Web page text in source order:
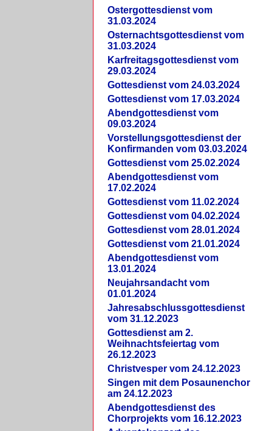
Ostergottesdienst vom
31.03.2024
Osternachtsgottesdienst vom
31.03.2024
Karfreitagsgottesdienst vom
29.03.2024
Gottesdienst vom 24.03.2024
Gottesdienst vom 17.03.2024
Abendgottesdienst vom
09.03.2024
Vorstellungsgottesdienst der
Konfirmanden vom 03.03.2024
Gottesdienst vom 25.02.2024
Abendgottesdienst vom
17.02.2024
Gottesdienst vom 11.02.2024
Gottesdienst vom 04.02.2024
Gottesdienst vom 28.01.2024
Gottesdienst vom 21.01.2024
Abendgottesdienst vom
13.01.2024
Neujahrsandacht vom
01.01.2024
Jahresabschlussgottesdienst
vom 31.12.2023
Gottesdienst am 2.
Weihnachtsfeiertag vom
26.12.2023
Christvesper vom 24.12.2023
Singen mit dem Posaunenchor
am 24.12.2023
Abendgottesdienst des
Chorprojekts vom 16.12.2023